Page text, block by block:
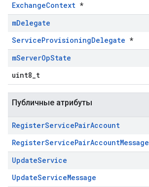
ExchangeContext *
mDelegate
ServiceProvisioningDelegate *
mServerOpState
uint8_t
Публичные атрибуты
RegisterServicePairAccount
RegisterServicePairAccountMessage
UpdateService
UpdateServiceMessage